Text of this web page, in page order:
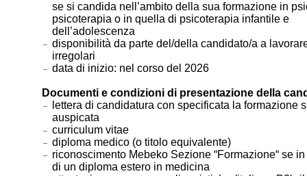
se si candida nell’ambito della sua formazione in
psicoterapia o in quella di psicoterapia infantile e
dell’adolescenza
disponibilità da parte del/della candidato/a a
irregolari
data di inizio: nel corso del 2026
Documenti e condizioni di presentazione della
lettera di candidatura con specificata la formazione
auspicata
curriculum vitae
diploma medico (o titolo equivalente)
riconoscimento Mebeko Sezione “Formazione“ se
di un diploma estero in medicina